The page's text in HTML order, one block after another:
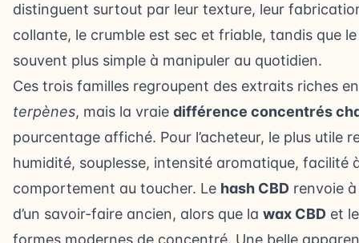
distinguent surtout par leur texture, leur
collante, le crumble est sec et friable, tandis que
souvent plus simple à manipuler au quotidien.
Ces trois familles regroupent des extraits riches
terpènes, mais la vraie différence concentrés
pourcentage affiché. Pour l’acheteur, le plus utile
humidité, souplesse, intensité aromatique, facilité
comportement au toucher. Le hash CBD renvoie
d’un savoir-faire ancien, alors que la wax CBD et
formes modernes de concentré. Une belle